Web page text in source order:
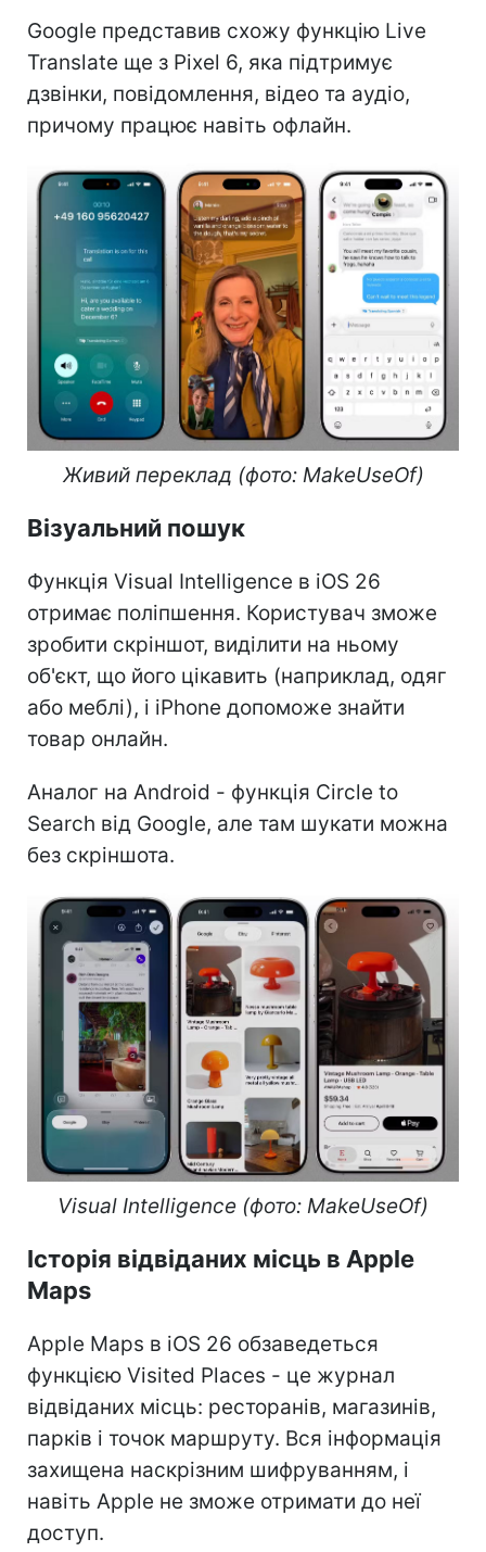
Google представив схожу функцію Live
Translate ще з Pixel 6, яка підтримує
дзвінки, повідомлення, відео та аудіо,
причому працює навіть офлайн.
Живий переклад (фото: MakeUseOf)
Візуальний пошук
Функція Visual Intelligence в iOS 26
отримає поліпшення. Користувач зможе
зробити скріншот, виділити на ньому
об'єкт, що його цікавить (наприклад, одяг
або меблі), і iPhone допоможе знайти
товар онлайн.
Аналог на Android - функція Circle to
Search від Google, але там шукати можна
без скріншота.
Visual Intelligence (фото: MakeUseOf)
Історія відвіданих місць в Apple
Maps
Apple Maps в iOS 26 обзаведеться
функцією Visited Places - це журнал
відвіданих місць: ресторанів, магазинів,
парків і точок маршруту. Вся інформація
захищена наскрізним шифруванням, і
навіть Apple не зможе отримати до неї
доступ.